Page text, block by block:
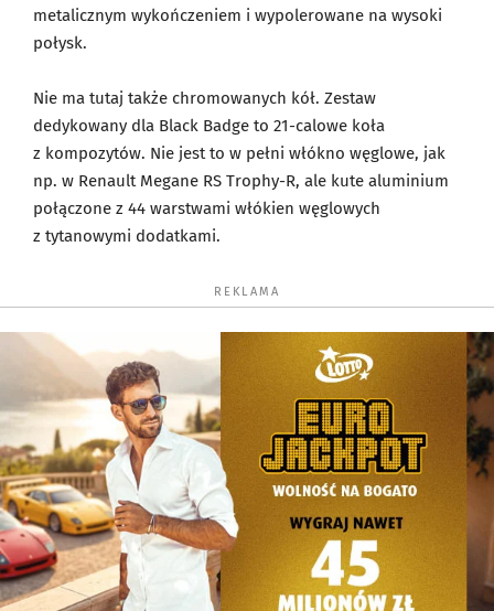
metalicznym wykończeniem i wypolerowane na wysoki
połysk.
Nie ma tutaj także chromowanych kół. Zestaw
dedykowany dla Black Badge to 21-calowe koła
z kompozytów. Nie jest to w pełni włókno węglowe, jak
np. w Renault Megane RS Trophy-R, ale kute aluminium
połączone z 44 warstwami włókien węglowych
z tytanowymi dodatkami.
REKLAMA